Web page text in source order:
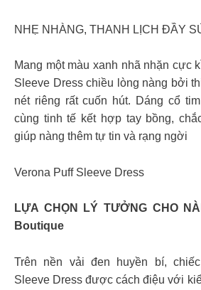
NHẸ NHÀNG, THANH LỊCH ĐẦY
Mang một màu xanh nhã nhặn cực
Sleeve Dress chiều lòng nàng bởi
nét riêng rất cuốn hút. Dáng cổ
cùng tinh tế kết hợp tay bồng,
giúp nàng thêm tự tin và rạng ngời
Verona Puff Sleeve Dress
LỰA CHỌN LÝ TƯỞNG CHO
Boutique
Trên nền vải đen huyền bí,
Sleeve Dress được cách điệu với